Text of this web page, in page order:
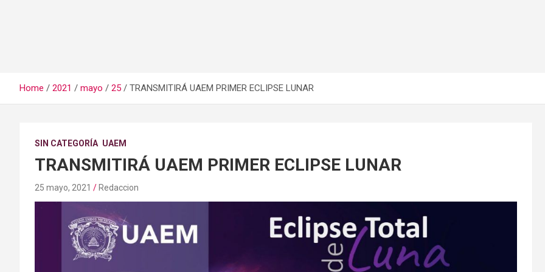
Home 2021 mayo 25 TRANSMITIRÁ UAEM PRIMER ECLIPSE LUNAR
SIN CATEGORÍA UAEM
TRANSMITIRÁ UAEM PRIMER ECLIPSE LUNAR
25 mayo, 2021 Redaccion